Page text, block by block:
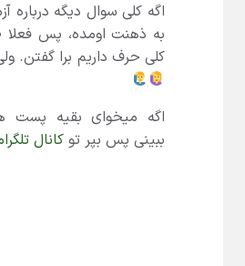
اگه کلی سوال دیگه درباره
به ذهنت اومده، پس
کلی حرف داریم برا گفتن.
اگه میخوای بقیه پست
ببینی پس بپر تو کانال